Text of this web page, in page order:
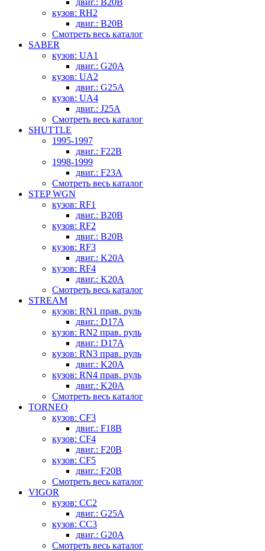
двиг.: B20B
кузов: RH2
двиг.: B20B
Смотреть весь каталог
SABER
кузов: UA1
двиг.: G20A
кузов: UA2
двиг.: G25A
кузов: UA4
двиг.: J25A
Смотреть весь каталог
SHUTTLE
1995-1997
двиг.: F22B
1998-1999
двиг.: F23A
Смотреть весь каталог
STEP WGN
кузов: RF1
двиг.: B20B
кузов: RF2
двиг.: B20B
кузов: RF3
двиг.: K20A
кузов: RF4
двиг.: K20A
Смотреть весь каталог
STREAM
кузов: RN1 прав. руль
двиг.: D17A
кузов: RN2 прав. руль
двиг.: D17A
кузов: RN3 прав. руль
двиг.: K20A
кузов: RN4 прав. руль
двиг.: K20A
Смотреть весь каталог
TORNEO
кузов: CF3
двиг.: F18B
кузов: CF4
двиг.: F20B
кузов: CF5
двиг.: F20B
Смотреть весь каталог
VIGOR
кузов: CC2
двиг.: G25A
кузов: CC3
двиг.: G20A
Смотреть весь каталог